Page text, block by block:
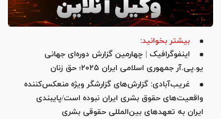
بیشتر بخوانید:
اینفوگرافیک | چهارمین گزارش دوره‌ای جهانی
یو.پی.آر جمهوری اسلامی ایران ۲۰۲۵؛ حق زنان
غریب‌آبادی: گزارش‌های گزارشگر ویژه منعکس‌کننده
واقعیت‌های حقوق بشری ایران نبوده است/پایبندی
ایران به تعهدهای بین‌المللی حقوقی بشری